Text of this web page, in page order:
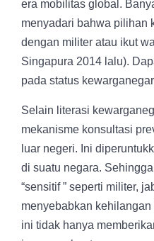
era mobilitas global.
menyadari bahwa pilihan
dengan militer atau ikut
Singapura 2014 lalu).
pada status
Selain literasi
mekanisme konsultasi
luar negeri. Ini
di suatu negara.
“sensitif ” seperti militer,
menyebabkan
ini tidak hanya